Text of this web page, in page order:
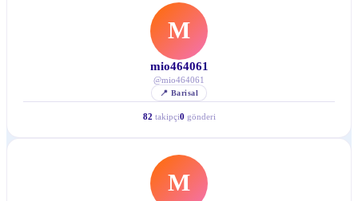
M
mio464061
@mio464061
📍 Barisal
82 takipçi0 gönderi
M